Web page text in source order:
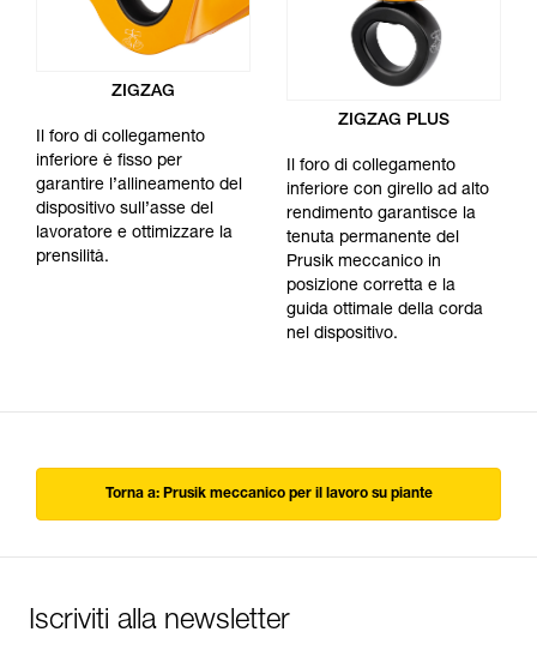
ZIGZAG
Il foro di collegamento
inferiore è fisso per
garantire l’allineamento del
dispositivo sull’asse del
lavoratore e ottimizzare la
prensilità.
ZIGZAG PLUS
Il foro di collegamento
inferiore con girello ad alto
rendimento garantisce la
tenuta permanente del
Prusik meccanico in
posizione corretta e la
guida ottimale della corda
nel dispositivo.
Torna a: Prusik meccanico per il lavoro su piante
Iscriviti alla newsletter